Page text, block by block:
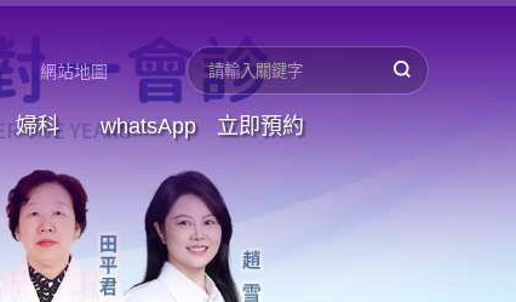
網站地圖
婦科 whatsApp 立即預約